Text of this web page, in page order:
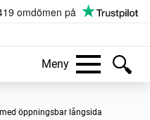
Meny
med öppningsbar långsida